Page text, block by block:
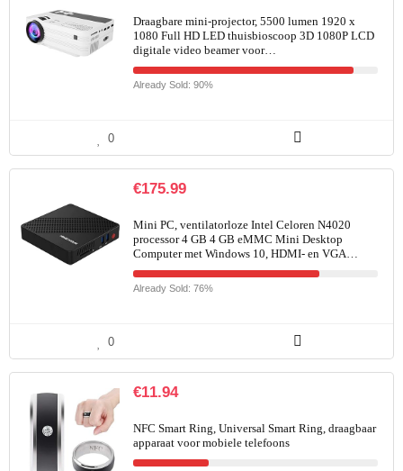
Draagbare mini-projector, 5500 lumen 1920 x
1080 Full HD LED thuisbioscoop 3D 1080P LCD
digitale video beamer voor…
Already Sold: 90%
0
€175.99
Mini PC, ventilatorloze Intel Celoren N4020
processor 4 GB 4 GB eMMC Mini Desktop
Computer met Windows 10, HDMI- en VGA…
Already Sold: 76%
0
€11.94
NFC Smart Ring, Universal Smart Ring, draagbaar
apparaat voor mobiele telefoons